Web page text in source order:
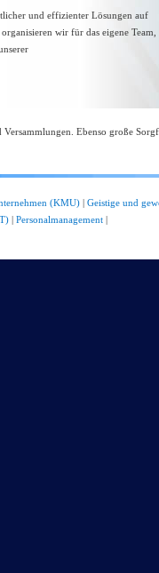
und effizienter Lösungen auf
wir für das eigene Team,
Ebenso große
(KMU) | Geistige und
| Personalmanagement |